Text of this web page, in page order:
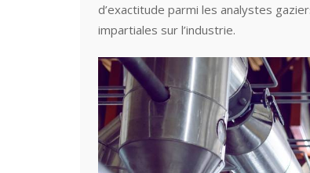
d’exactitude parmi les analystes
impartiales sur l’industrie.